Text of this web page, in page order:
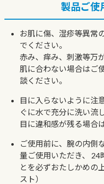
製品ご使
お肌に傷、湿疹等異常
でください。
赤み、痒み、刺激等万
肌に合わない場合はご
談ください。
目に入らないように注
ぐに水で充分に洗い流
目に違和感が残る場合
ご使用前に、腕の内側
量ご使用いただき、
24
とを必ずおたしかめの
スト）